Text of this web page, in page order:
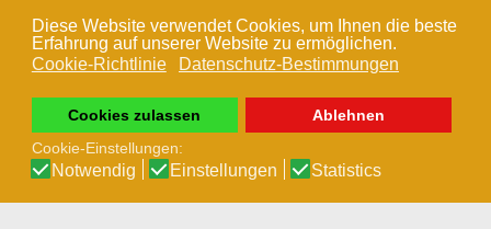
Diese Website verwendet Cookies, um Ihnen die beste
Erfahrung auf unserer Website zu ermöglichen.
Cookie-Richtlinie
Datenschutz-Bestimmungen
Cookies zulassen
Ablehnen
Cookie-Einstellungen:
Notwendig Einstellungen Statistics
Zum Hauptinhalt springen